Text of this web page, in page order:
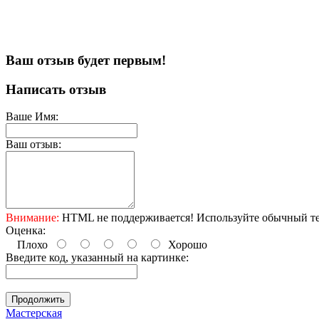
Ваш отзыв будет первым!
Написать отзыв
Ваше Имя:
Ваш отзыв:
Внимание: HTML не поддерживается! Используйте обычный
Оценка:
Плохо
Хорошо
Введите код, указанный на картинке:
Продолжить
Мастерская